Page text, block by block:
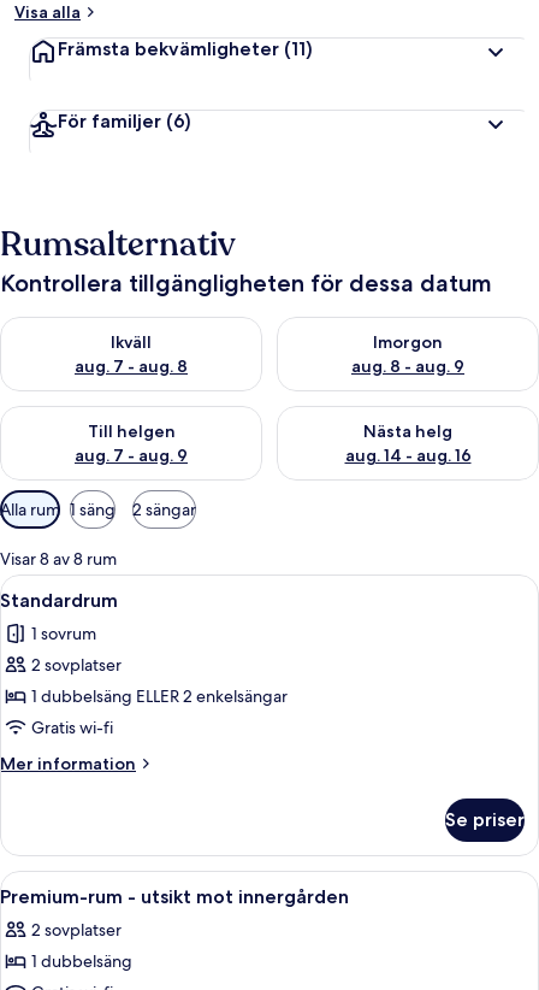
Visa alla
Främsta bekvämligheter (11)
För familjer (6)
Rumsalternativ
Kontrollera tillgängligheten för dessa datum
Ikväll
aug. 7 - aug. 8
Kontrollera tillgängligheten för ikväll aug. 7 - aug. 8
Imorgon
aug. 8 - aug. 9
Kontrollera tillgängligheten
Till helgen
aug. 7 - aug. 9
Kontrollera tillgängligheten för den här helgen aug. 7 - aug. 9
Nästa helg
aug. 14 - aug. 16
Kontrollera tillgängligheten
Tillgängliga
filter
för
rum
Alla rum 1 säng 2 sängar
Visar 8 av 8 rum
Öppna
alla
foton
för
Standardrum
Ett hotellrum med en stor säng, en
18
Standardrum
1 sovrum
2 sovplatser
1 dubbelsäng ELLER 2 enkelsängar
Gratis wi-fi
Mer information
Mer
Se priser
Öppna
alla
foton
för
Ett modernt hotellrum med en stor
9
Premium-rum - utsikt mot innergården
2 sovplatser
1 dubbelsäng